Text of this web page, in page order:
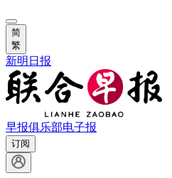
简
繁
新明日报
早报俱乐部电子报
订阅